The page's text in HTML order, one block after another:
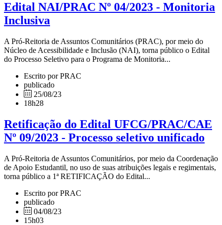
Edital NAI/PRAC Nº 04/2023 - Monitoria
Inclusiva
A Pró-Reitoria de Assuntos Comunitários (PRAC), por meio do
Núcleo de Acessibilidade e Inclusão (NAI), torna público o Edital
do Processo Seletivo para o Programa de Monitoria...
Escrito por PRAC
publicado
25/08/23
18h28
Retificação do Edital UFCG/PRAC/CAE
Nº 09/2023 - Processo seletivo unificado
A Pró-Reitoria de Assuntos Comunitários, por meio da Coordenação
de Apoio Estudantil, no uso de suas atribuições legais e regimentais,
torna público a 1ª RETIFICAÇÃO do Edital...
Escrito por PRAC
publicado
04/08/23
15h03